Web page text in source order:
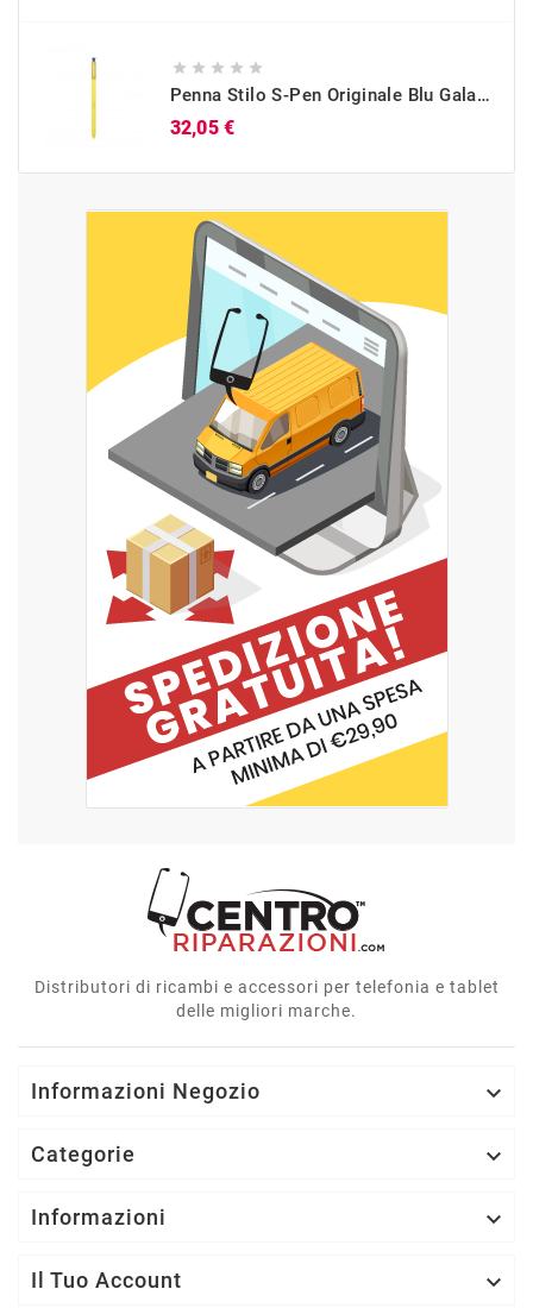
    
Penna Stilo S-Pen Originale Blu Galaxy Note 9 (SM-N960)
32,05 €
Distributori di ricambi e accessori per telefonia e tablet
delle migliori marche.
Informazioni Negozio 
Categorie 
Informazioni 
Il Tuo Account 